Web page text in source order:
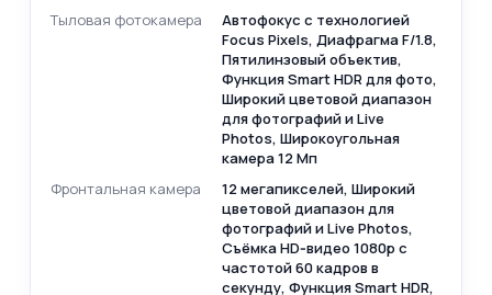
Тыловая фотокамера
Автофокус с технологией
Focus Pixels, Диафрагма F/1.8,
Пятилинзовый объектив,
Функция Smart HDR для фото,
Широкий цветовой диапазон
для фотографий и Live
Photos, Широкоугольная
камера 12 Мп
Фронтальная камера
12 мегапикселей, Широкий
цветовой диапазон для
фотографий и Live Photos,
Съёмка HD‑видео 1080p с
частотой 60 кадров в
секунду, Функция Smart HDR,